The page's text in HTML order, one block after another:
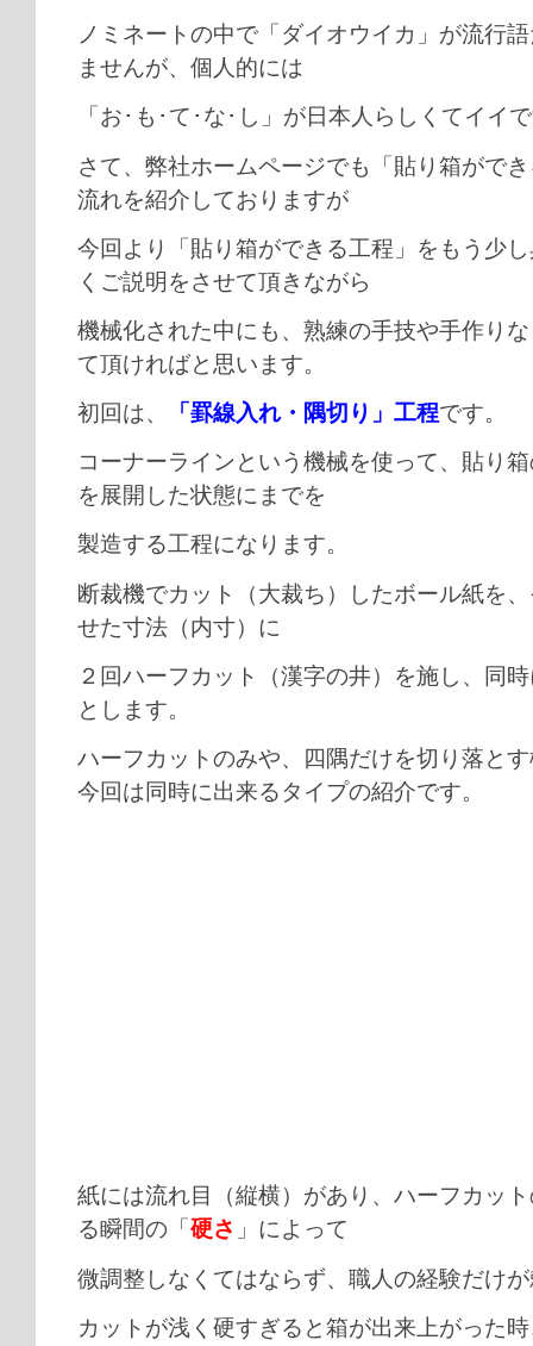
ノミネートの中で「ダイオウイカ」が流行
ませんが、個人的には
「お･も･て･な･し」が日本人らしくてイイ
さて、弊社ホームページでも「貼り箱がで
流れを紹介しておりますが
今回より「貼り箱ができる工程」をもう少
くご説明をさせて頂きながら
機械化された中にも、熟練の手技や手作り
て頂ければと思います。
初回は、
「罫線入れ・隅切り」工程です。
コーナーラインという機械を使って、貼り
を展開した状態にまでを
製造する工程になります。
断裁機でカット（大裁ち）したボール紙を
せた寸法（内寸）に
２回ハーフカット（漢字の井）を施し、同
とします。
ハーフカットのみや、四隅だけを切り落と
今回は同時に出来るタイプの紹介です。
紙には流れ目（縦横）があり、ハーフカッ
る瞬間の「 硬さ 」によって
微調整しなくてはならず、職人の経験だけ
カットが浅く硬すぎると箱が出来上がった